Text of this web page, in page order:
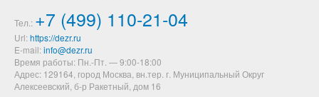
Тел.: +7 (499) 110-21-04
Url: https://dezr.ru
E-mail:
Время работы: Пн.-Пт. — 9:00-18:00
Адрес: 129164, город Москва, вн.тер. г. Муниципальный Округ
Алексеевский б-р Ракетный, дом 16